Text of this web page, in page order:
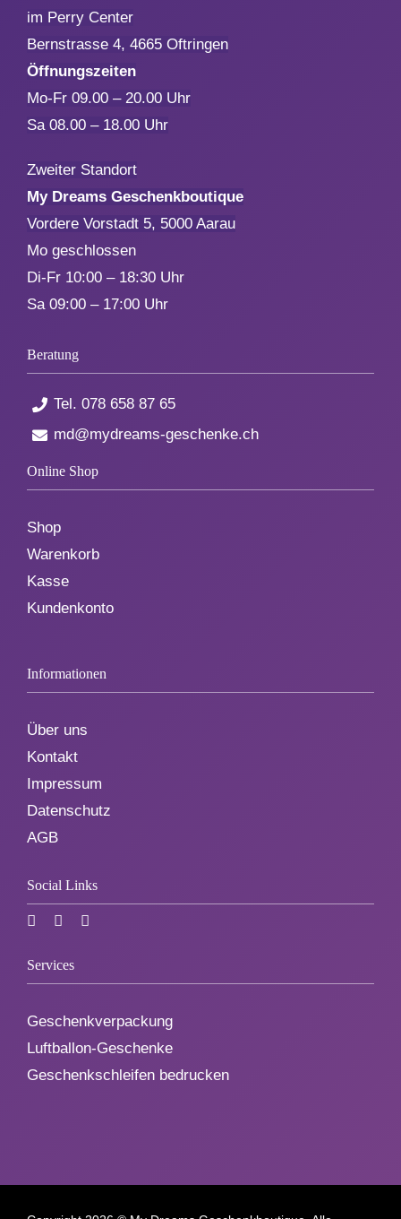
im Perry Center
Bernstrasse 4, 4665 Oftringen
Öffnungszeiten
Mo-Fr 09.00 – 20.00 Uhr
Sa 08.00 – 18.00 Uhr
Zweiter Standort
My Dreams Geschenkboutique
Vordere Vorstadt 5, 5000 Aarau
Mo geschlossen
Di-Fr 10:00 – 18:30 Uhr
Sa 09:00 – 17:00 Uhr
Beratung
Tel. 078 658 87 65
md@mydreams-geschenke.ch
Online Shop
Shop
Warenkorb
Kasse
Kundenkonto
Informationen
Über uns
Kontakt
Impressum
Datenschutz
AGB
Social Links
Services
Geschenkverpackung
Luftballon-Geschenke
Geschenkschleifen bedrucken